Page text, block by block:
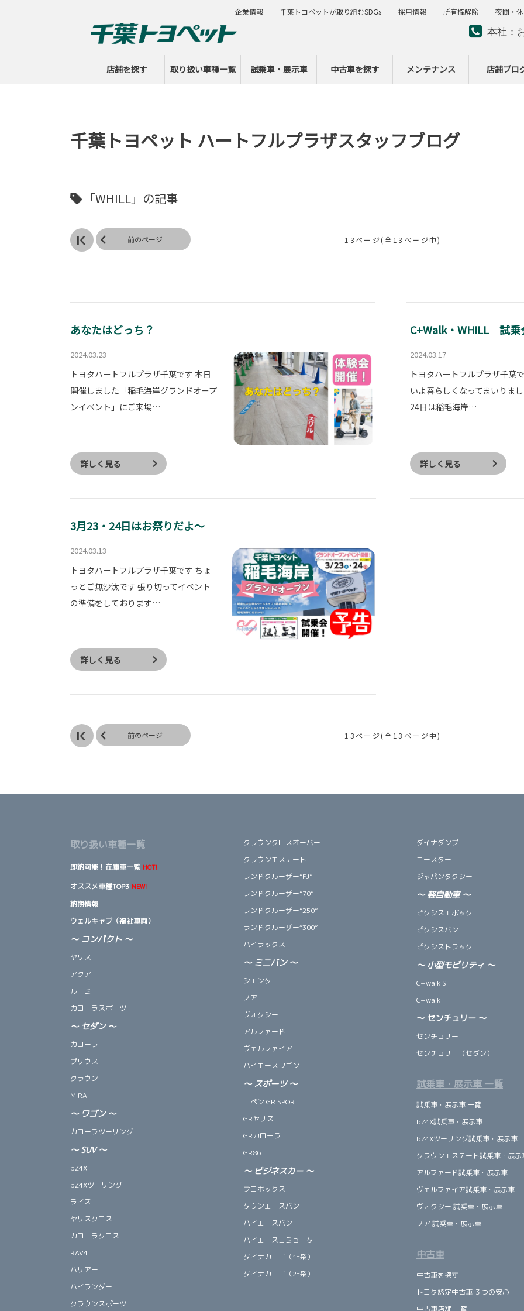
本社：
ー
店舗を探す 取り扱い車種一覧 試乗車・展示車 中古車を探す メンテナンス 店舗ブロ
企業情報 千葉トヨペットが取り組むSDGs 採用情報 所有権解除 夜間・
千葉トヨペット ハートフルプラザスタッフブログ
「WHILL」の記事
前のページ 13ページ(全13ページ中)
あなたはどっち？
2024.03.23
トヨタハートフルプラザ千葉です 本日
開催しました「稲毛海岸グランドオープ
ンイベント」にご来場…
詳しく見る
C+Walk・WHILL 試乗
2024.03.17
トヨタハートフルプラザ千葉
いよ春らしくなってまいりま
24日は稲毛海岸…
詳しく見る
3月23・24日はお祭りだよ～
2024.03.13
トヨタハートフルプラザ千葉です ちょ
っとご無沙汰です 張り切ってイベント
の準備をしております…
詳しく見る
前のページ 13ページ(全13ページ中)
取り扱い車種一覧
即納可能！在庫車一覧 HOT!
オススメ車種TOP3 NEW!
納期情報
ウェルキャブ（福祉車両）
～ コンパクト ～
ヤリス
アクア
ルーミー
カローラスポーツ
～ セダン ～
カローラ
プリウス
クラウン
MIRAI
～ ワゴン ～
カローラツーリング
～ SUV～
bZ4X
bZ4Xツーリング
ライズ
ヤリスクロス
カローラクロス
RAV4
ハリアー
ハイランダー
クラウンスポーツ
クラウンクロスオーバー
クラウンエステート
ランドクルーザー“FJ”
ランドクルーザー“70”
ランドクルーザー“250”
ランドクルーザー“300”
ハイラックス
～ ミニバン ～
シエンタ
ノア
ヴォクシー
アルファード
ヴェルファイア
ハイエースワゴン
～ スポーツ ～
コペン GR SPORT
GRヤリス
GRカローラ
GR86
～ ビジネスカー ～
プロボックス
タウンエースバン
ハイエースバン
ハイエースコミューター
ダイナカーゴ（1t系）
ダイナカーゴ（2t系）
ダイナダンプ
コースター
ジャパンタクシー
～ 軽自動車～
ピクシスエポック
ピクシスバン
ピクシストラック
～ 小型モビリティ ～
C+walk S
C+walk T
～ センチュリー ～
センチュリー
センチュリー（セダン）
試乗車・展示車 一覧
試乗車・展示車 一覧
bZ4X試乗車・展示車
bZ4Xツーリング試乗車・展示車
クラウンエステート試乗車・展示
アルファード試乗車・展示車
ヴェルファイア試乗車・展示車
ヴォクシー 試乗車・展示車
ノア 試乗車・展示車
中古車
中古車を探す
トヨタ認定中古車 ３つの安心
中古車店舗 一覧